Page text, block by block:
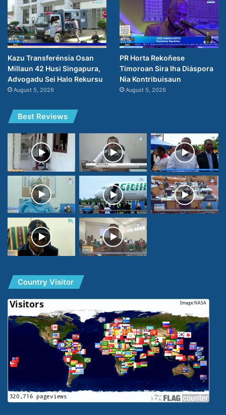
Kazu Transferénsia Osan
Millaun 42 Husi Singapura,
Advogadu Sei Halo Rekursu
August 5, 2026
PR Horta Rekoñese
Timoroan Sira Iha Diáspora
Nia Kontribuisaun
August 5, 2026
Best Reviews
Country Visitor